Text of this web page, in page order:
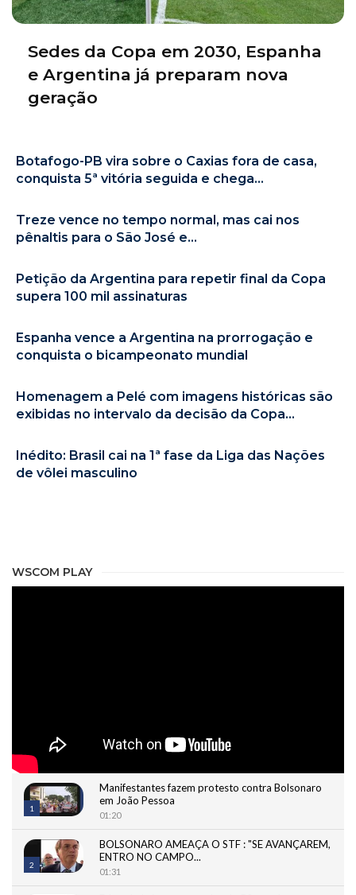
Sedes da Copa em 2030, Espanha
e Argentina já preparam nova
geração
Botafogo-PB vira sobre o Caxias fora de casa,
conquista 5ª vitória seguida e chega...
Treze vence no tempo normal, mas cai nos
pênaltis para o São José e...
Petição da Argentina para repetir final da Copa
supera 100 mil assinaturas
Espanha vence a Argentina na prorrogação e
conquista o bicampeonato mundial
Homenagem a Pelé com imagens históricas são
exibidas no intervalo da decisão da Copa...
Inédito: Brasil cai na 1ª fase da Liga das Nações
de vôlei masculino
WSCOM PLAY
1
Manifestantes fazem protesto contra Bolsonaro
em João Pessoa
01:20
2
BOLSONARO AMEAÇA O STF : "SE AVANÇAREM,
ENTRO NO CAMPO...
01:31